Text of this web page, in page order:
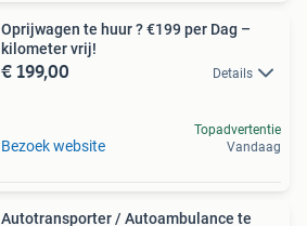
Oprijwagen te huur ? €199 per Dag –
kilometer ­vrij!
€ 199,00 Details
Bezoek website
Topadvertentie
Vandaag
Autotransporter / Autoambulance te